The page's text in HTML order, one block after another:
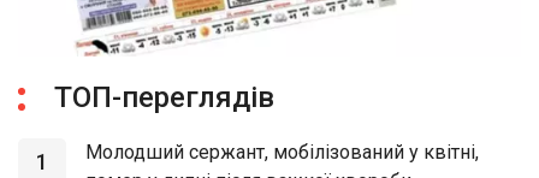
ТОП-переглядів
1
Молодший сержант, мобілізований у квітні,